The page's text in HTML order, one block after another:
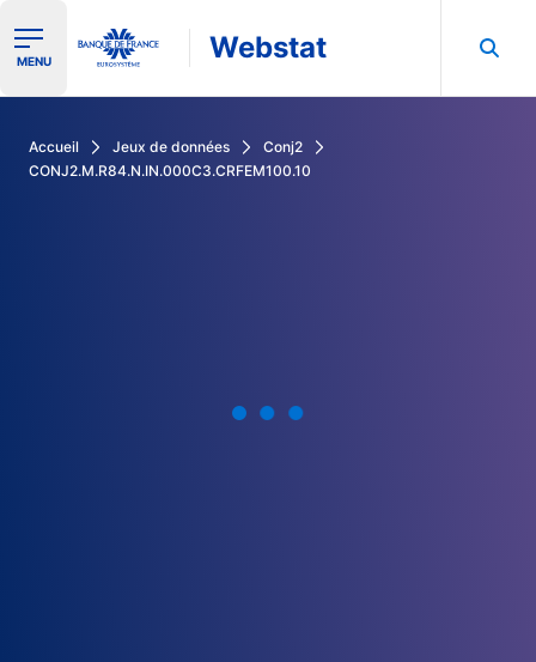
Ouvrir le menu de navigation
MENU Webstat
Accueil Jeux de données
Conj2
CONJ2.M.R84.N.IN.000C3.CRFEM100.10